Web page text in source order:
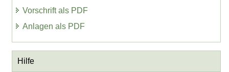
Vorschrift als PDF
Anlagen als PDF
Hilfe